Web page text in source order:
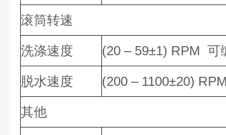
滚筒转速
洗涤速度 (20 – 59±1) RPM 可
脱水速度 (200 – 1100±20)
其他